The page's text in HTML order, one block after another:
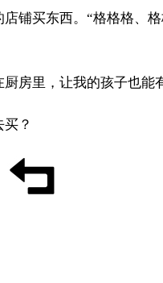
铺买东西。“格格格、
房里，让我的孩子也能
？